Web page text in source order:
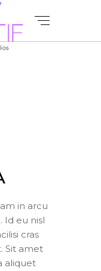
in arcu
Id eu nisl
cras
Sit amet
aliquet